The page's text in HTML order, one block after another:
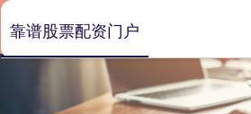
靠谱股票配资门户